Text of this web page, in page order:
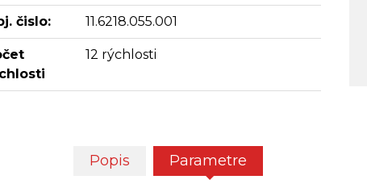
čislo: 11.6218.055.001
12 rýchlosti
Popis Parametre